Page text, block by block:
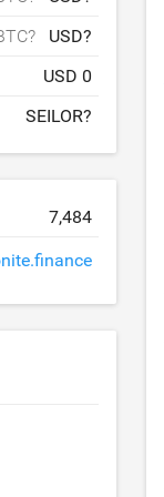
USD?
USD 0
SEILOR?
7,484